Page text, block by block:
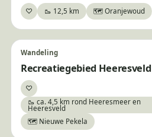
♡Bewaar🥾 12,5 km 🗺️ Oranjewoud
Wandeling
Recreatiegebied Heeresveld
♡Bewaar
🥾 ca. 4,5 km rond Heeresmeer en
Heeresveld
🗺️ Nieuwe Pekela